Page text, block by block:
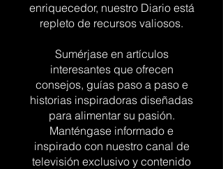
enriquecedor, nuestro Diario está
repleto de recursos valiosos.
Sumérjase en artículos
interesantes que ofrecen
consejos, guías paso a paso e
historias inspiradoras diseñadas
para alimentar su pasión.
Manténgase informado e
inspirado con nuestro canal de
televisión exclusivo y contenido